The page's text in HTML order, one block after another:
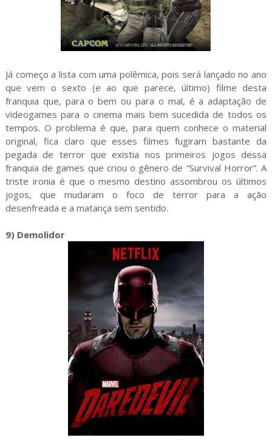
Já começo a lista com uma polêmica, pois será lançado no ano
que vem o sexto (e ao que parece, último) filme desta
franquia que, para o bem ou para o mal, é a adaptação de
videogames para o cinema mais bem sucedida de todos os
tempos. O problema é que, para quem conhece o material
original, fica claro que esses filmes fugiram bastante da
pegada de terror que existia nos primeiros jogos dessa
franquia de games que criou o gênero de “Survival Horror”. A
triste ironia é que o mesmo destino assombrou os últimos
jogos, que mudaram o foco de terror para a ação
desenfreada e a matança sem sentido.
9) Demolidor